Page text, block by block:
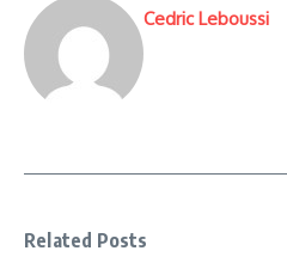
Cedric Leboussi
Related Posts